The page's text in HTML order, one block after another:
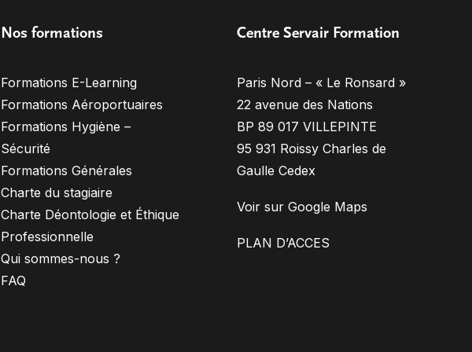
Nos formations
Formations E-Learning
Formations Aéroportuaires
Formations Hygiène –
Sécurité
Formations Générales
Charte du stagiaire
Charte Déontologie et Éthique
Professionnelle
Qui sommes-nous ?
FAQ
Centre Servair Formation
Paris Nord – « Le Ronsard »
22 avenue des Nations
BP 89 017 VILLEPINTE
95 931 Roissy Charles de
Gaulle Cedex
Voir sur Google Maps
PLAN D’ACCES